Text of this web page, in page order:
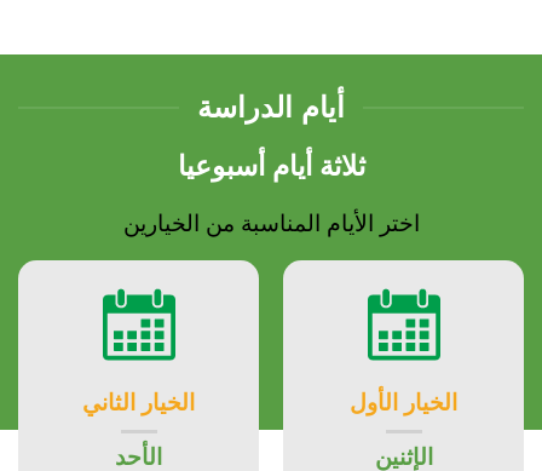
أيام الدراسة
ثلاثة أيام أسبوعيا
اختر الأيام المناسبة من الخيارين
الخيار الأول
الإثنين
الخيار الثاني
الأحد